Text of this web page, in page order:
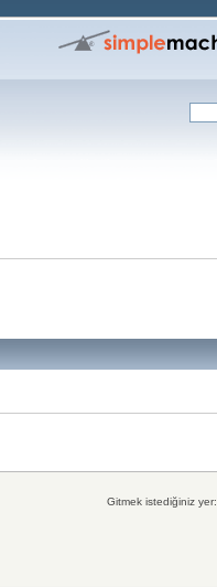
Gitmek istediğiniz yer: